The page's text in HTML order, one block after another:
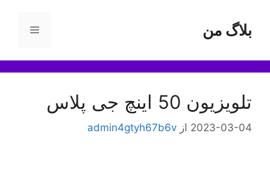
محتوابلاگ من فهرست
تلویزیون 50 اینچ جی پلاس
2023-03-04 از admin4gtyh67b6v